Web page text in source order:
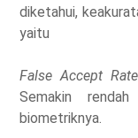
diketahui,
yaitu
False Accept
Semakin
biometriknya.